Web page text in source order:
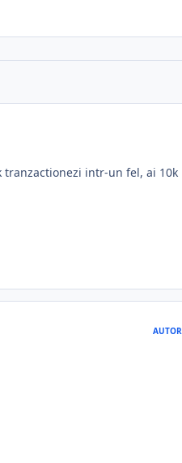
tranzactionezi intr-un fel, ai 10k
AUTOR